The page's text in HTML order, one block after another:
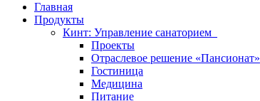
Главная
Продукты
Кинт: Управление санаторием
Проекты
Отраслевое решение «Пансионат»
Гостиница
Медицина
Питание